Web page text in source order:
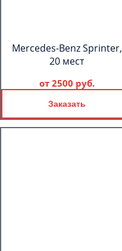
Mercedes-Benz Sprinter,
20 мест
от 2500 руб.
Заказать